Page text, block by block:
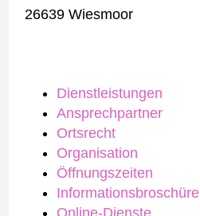
Dienstleistungen
Ansprechpartner
Ortsrecht
Organisation
Öffnungszeiten
Informationsbroschüre
Online-Dienste
26639 Wiesmoor